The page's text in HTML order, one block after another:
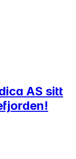
AS sitt